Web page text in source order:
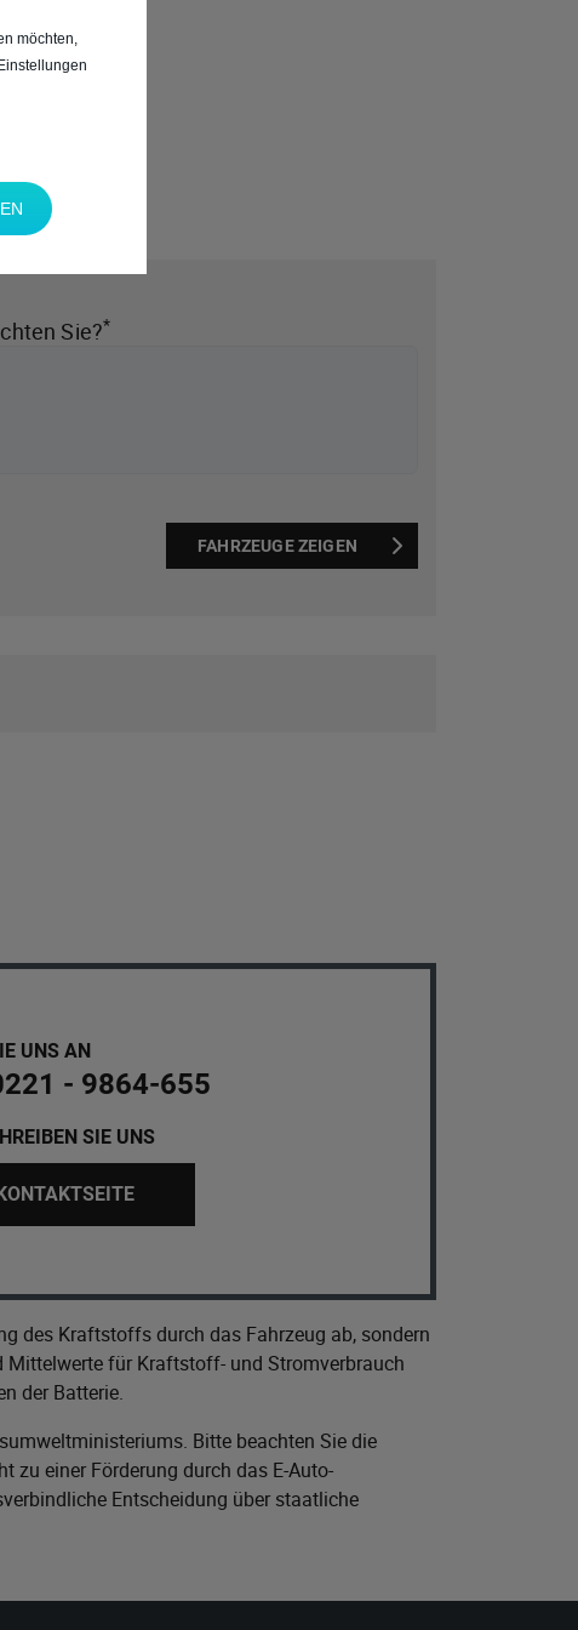
Sie?*
FAHRZEUGE ZEIGEN
UNS AN
- 9864-655
SIE UNS
des Kraftstoffs durch das Fahrzeug ab, sondern
Mittelwerte für Kraftstoff- und Stromverbrauch
der Batterie.
. Bitte beachten Sie die
zu einer Förderung durch das E-Auto-
Entscheidung über staatliche
möchten,